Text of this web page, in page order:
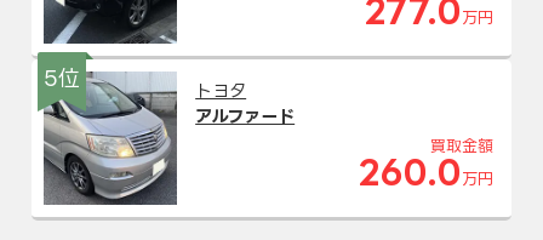
277.0 万円
5位
トヨタ
アルファード
買取金額
260.0 万円